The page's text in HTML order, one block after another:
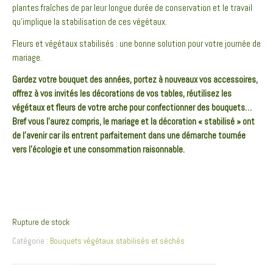
plantes fraîches de par leur longue durée de conservation et le travail
qu’implique la stabilisation de ces végétaux.
Fleurs et végétaux stabilisés : une bonne solution pour votre journée de
mariage.
Gardez votre bouquet des années, portez à nouveaux vos accessoires,
offrez à vos invités les décorations de vos tables, réutilisez les
végétaux et fleurs de votre arche pour confectionner des bouquets…
Bref vous l’aurez compris, le mariage et la décoration « stabilisé » ont
de l’avenir car ils entrent parfaitement dans une démarche tournée
vers l’écologie et une consommation raisonnable.
Rupture de stock
Catégorie : Bouquets végétaux stabilisés et séchés